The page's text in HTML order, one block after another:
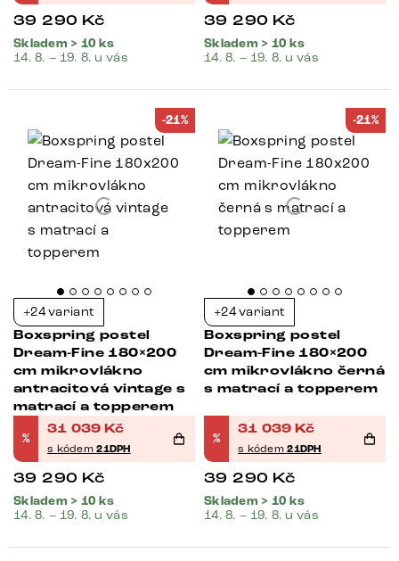
39 290 Kč
Skladem > 10 ks
14. 8. – 19. 8. u vás
39 290 Kč
Skladem > 10 ks
14. 8. – 19. 8. u vás
-21%
+24 variant
Boxspring postel
Dream-Fine 180×200
cm mikrovlákno
antracitová vintage s
matrací a topperem
%
31 039 Kč
s kódem21DPH
39 290 Kč
Skladem > 10 ks
14. 8. – 19. 8. u vás
-21%
+24 variant
Boxspring postel
Dream-Fine 180×200
cm mikrovlákno černá
s matrací a topperem
%
31 039 Kč
s kódem21DPH
39 290 Kč
Skladem > 10 ks
14. 8. – 19. 8. u vás